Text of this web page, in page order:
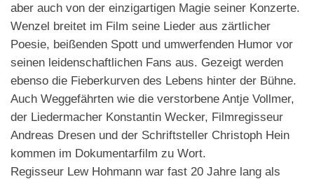
aber auch von der einzigartigen Magie seiner Konzerte.
Wenzel breitet im Film seine Lieder aus zärtlicher
Poesie, beißenden Spott und umwerfenden Humor vor
seinen leidenschaftlichen Fans aus. Gezeigt werden
ebenso die Fieberkurven des Lebens hinter der Bühne.
Auch Weggefährten wie die verstorbene Antje Vollmer,
der Liedermacher Konstantin Wecker, Filmregisseur
Andreas Dresen und der Schriftsteller Christoph Hein
kommen im Dokumentarfilm zu Wort.
Regisseur Lew Hohmann war fast 20 Jahre lang als